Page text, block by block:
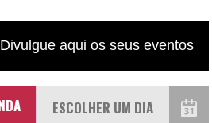
Divulgue aqui os seus eventos